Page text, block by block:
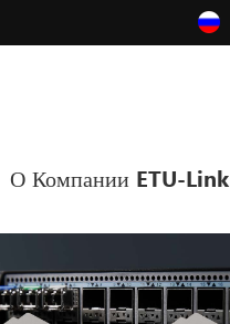
О Компании ETU-Link